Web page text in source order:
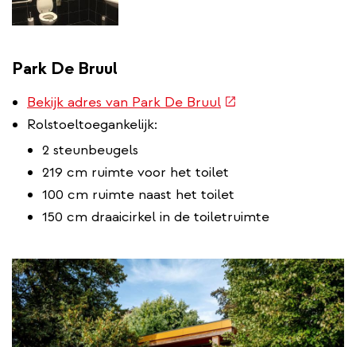
Park De Bruul
Bekijk adres van Park De Bruul(externe
Rolstoeltoegankelijk:
2 steunbeugels
219 cm ruimte voor het toilet
100 cm ruimte naast het toilet
150 cm draaicirkel in de toiletruimte